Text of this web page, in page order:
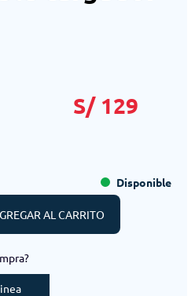
S/ 129
Disponible
AL CARRITO